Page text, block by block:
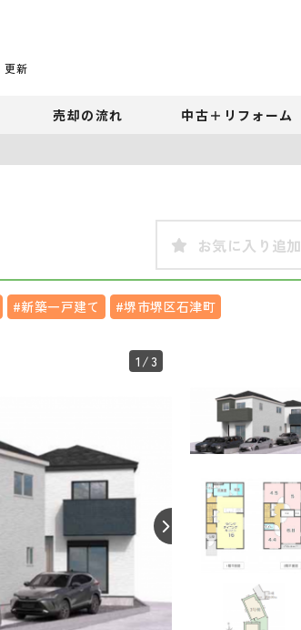
更新
売却の流れ 中古＋リフォーム
お気に入り追加
#新築一戸建て #堺市堺区石津町
1 /3